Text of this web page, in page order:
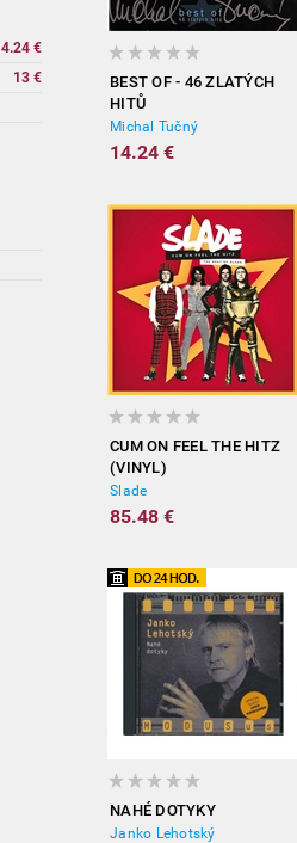
€
13 €
BEST OF - 46 ZLATÝCH
HITŮ
Michal Tučný
14.24 €
CUM ON FEEL THE HITZ
(VINYL)
Slade
85.48 €
NAHÉ DOTYKY
Janko Lehotský